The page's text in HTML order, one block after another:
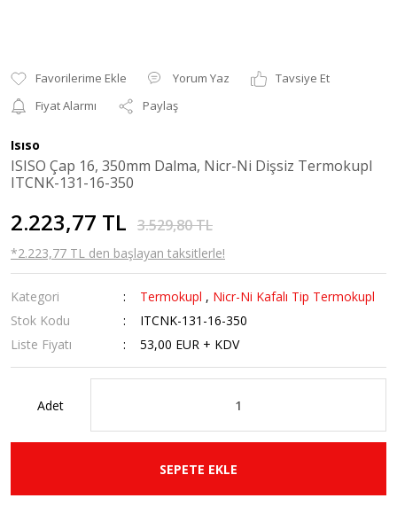
Yorum Yaz
Tavsiye Et
Fiyat Alarmı
Paylaş
Isıso
ISISO Çap 16, 350mm Dalma, Nicr-Ni Dişsiz Termokupl
ITCNK-131-16-350
2.223,77 TL 3.529,80 TL
*2.223,77 TL den başlayan taksitlerle!
Kategori Termokupl , Nicr-Ni Kafalı Tip Termokupl
Stok Kodu
ITCNK-131-16-350
Liste Fiyatı
53,00 EUR + KDV
Adet
SEPETE EKLE